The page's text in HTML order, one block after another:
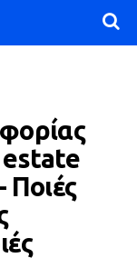
estate
Ποιές